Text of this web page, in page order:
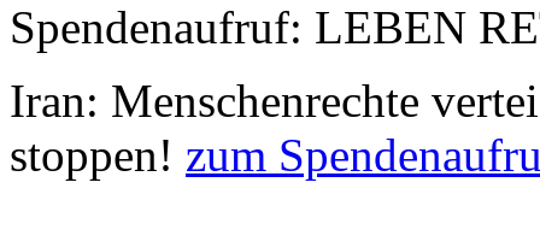
Spendenaufruf: LEBEN
Iran: Menschenrechte
stoppen! zum